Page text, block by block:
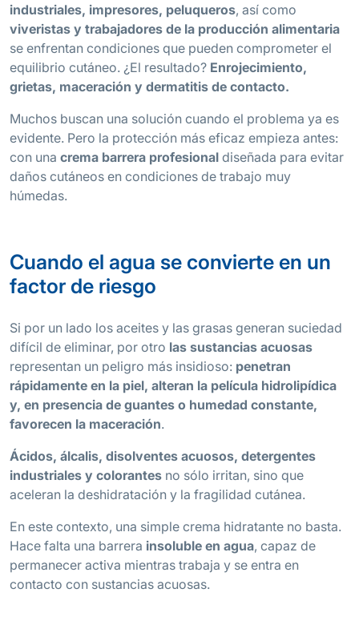
industriales, impresores, peluqueros, así como
viveristas y trabajadores de la producción alimentaria
se enfrentan condiciones que pueden comprometer el
equilibrio cutáneo. ¿El resultado? Enrojecimiento,
grietas, maceración y dermatitis de contacto.
Muchos buscan una solución cuando el problema ya es
evidente. Pero la protección más eficaz empieza antes:
con una crema barrera profesional diseñada para evitar
daños cutáneos en condiciones de trabajo muy
húmedas.
Cuando el agua se convierte en un
factor de riesgo
Si por un lado los aceites y las grasas generan suciedad
difícil de eliminar, por otro las sustancias acuosas
representan un peligro más insidioso: penetran
rápidamente en la piel, alteran la película hidrolipídica
y, en presencia de guantes o humedad constante,
favorecen la maceración.
Ácidos, álcalis, disolventes acuosos, detergentes
industriales y colorantes no sólo irritan, sino que
aceleran la deshidratación y la fragilidad cutánea.
En este contexto, una simple crema hidratante no basta.
Hace falta una barrera insoluble en agua, capaz de
permanecer activa mientras trabaja y se entra en
contacto con sustancias acuosas.